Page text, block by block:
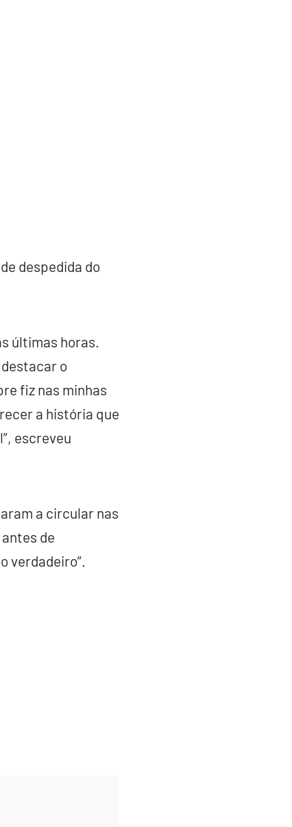
despedida do
últimas horas.
o
fiz nas minhas
a história que
escreveu
a circular nas
de
verdadeiro”.